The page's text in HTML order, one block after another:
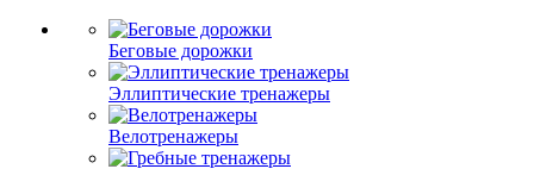
Беговые дорожки
Эллиптические тренажеры
Велотренажеры